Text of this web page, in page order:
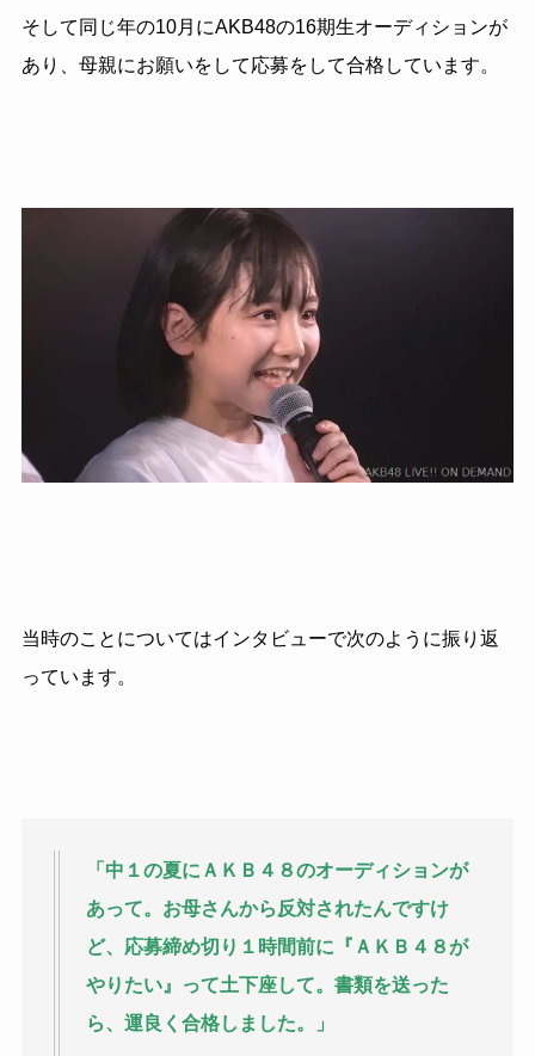
そして同じ年の10月にAKB48の16期生オーディションが
あり、母親にお願いをして応募をして合格しています。
当時のことについてはインタビューで次のように振り返
っています。
「中１の夏にＡＫＢ４８のオーディションが
あって。お母さんから反対されたんですけ
ど、応募締め切り１時間前に『ＡＫＢ４８が
やりたい』って土下座して。書類を送った
ら、運良く合格しました。」